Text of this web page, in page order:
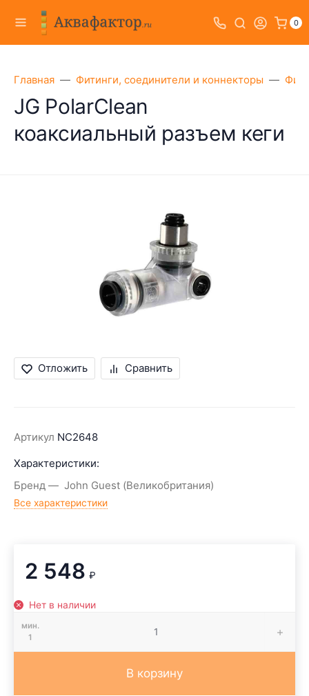
0
Главная Фитинги, соединители и коннекторы
JG PolarClean
коаксиальный разъем кеги
Отложить Сравнить
Артикул NC2648
Характеристики:
Бренд
John Guest (Великобритания)
Все характеристики
2 548 ₽
Нет в наличии
мин.
1
В корзину